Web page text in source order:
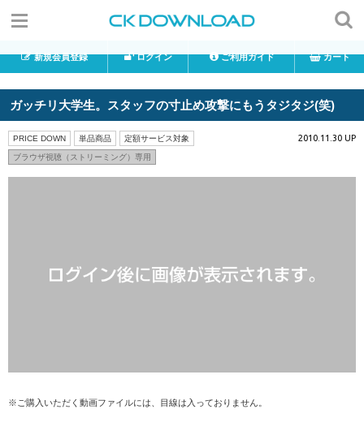
新規会員登録 ログイン ご利用ガイド カート
ガッチリ大学生。スタッフの寸止め攻撃にもうタジタジ(笑)
PRICE DOWN 単品商品 定額サービス対象
ブラウザ視聴（ストリーミング）専用
2010.11.30 UP
※ご購入いただく動画ファイルには、目線は入っておりません。